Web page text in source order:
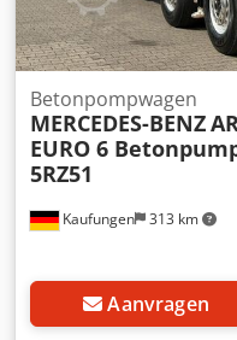
Kaufungen 313 km
Betonpompwagen
MERCEDES-BENZ
EURO 6
5RZ51
Aanvragen